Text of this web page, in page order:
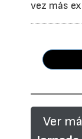
vez más
Ver